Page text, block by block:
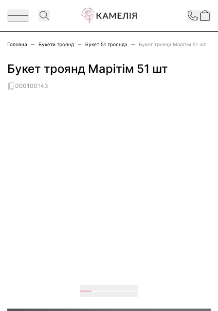
Contact
Головна Букети троянд Букет 51 троянда Букет троянд Марітім 51 шт
Букет троянд Марітім 51 шт
000100143